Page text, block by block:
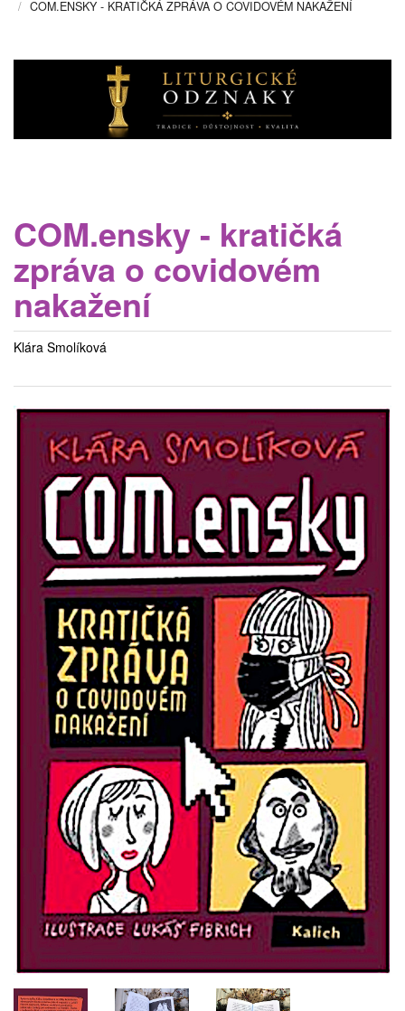
COM.ENSKY - KRATIČKÁ ZPRÁVA O COVIDOVÉM NAKAŽENÍ
COM.ensky - kratičká
zpráva o covidovém
nakažení
Klára Smolíková